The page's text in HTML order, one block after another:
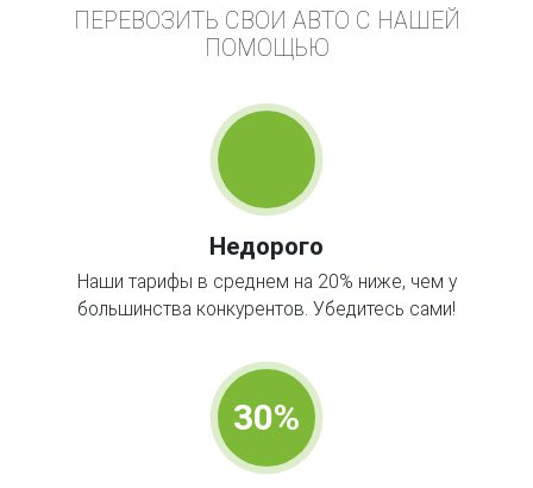
ПЕРЕВОЗИТЬ СВОИ АВТО С НАШЕЙ
ПОМОЩЬЮ
Недорого
Наши тарифы в среднем на 20% ниже, чем у
большинства конкурентов. Убедитесь сами!
30%